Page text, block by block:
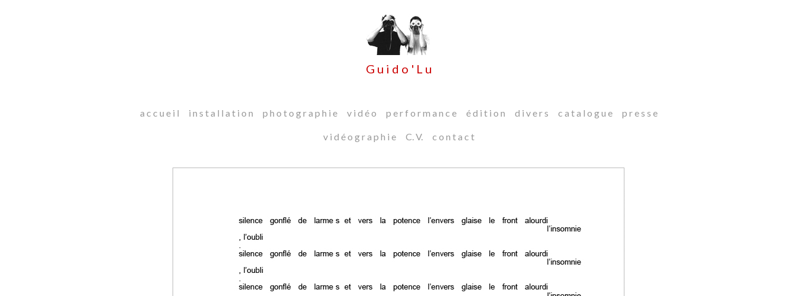
G u i d o ' L u
a c c u e i l i n s t a l l a t i o n p h o t o g r a p h i e v i d é o p e r f o r m a n c e é d i t i o n d i v e r s c a t a l o g u e p r e s s e
v i d é o g r a p h i e C. V. c o n t a c t